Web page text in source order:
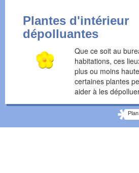
Plantes d'intérieur
dépolluantes
Que ce soit au
habitations, ces
plus ou moins
certaines plantes
aider à les